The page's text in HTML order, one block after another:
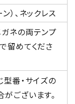
）、ネックレス
ネの両テンプ
留めてくださ
番・サイズの
ございます。